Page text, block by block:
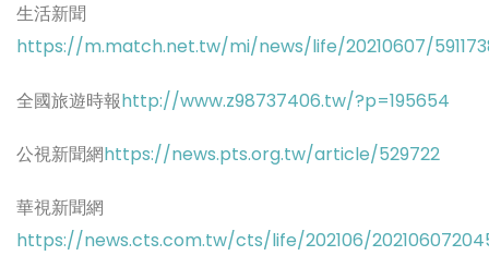
生活新聞
https://m.match.net.tw/mi/news/life/20210607/
全國旅遊時報http://www.z98737406.tw/?p=195654
公視新聞網https://news.pts.org.tw/article/529722
華視新聞網
https://news.cts.com.tw/cts/life/202106/